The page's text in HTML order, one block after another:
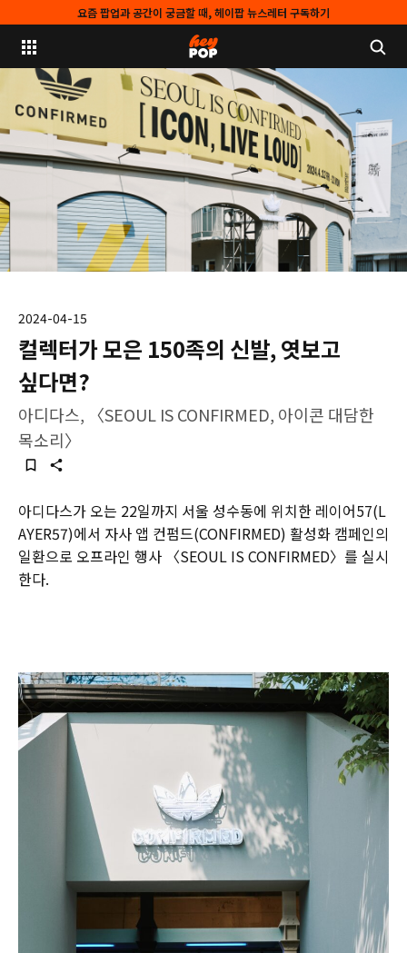
요즘 팝업과 공간이 궁금할 때, 헤이팝 뉴스레터 구독하기
2024-04-15
컬렉터가 모은 150족의 신발, 엿보고
싶다면?
아디다스, 〈SEOUL IS CONFIRMED, 아이콘 대담한
목소리〉
아디다스가 오는 22일까지 서울 성수동에 위치한 레이어57(L
AYER57)에서 자사 앱 컨펌드(CONFIRMED) 활성화 캠페인의
일환으로 오프라인 행사 〈SEOUL IS CONFIRMED〉를 실시
한다.